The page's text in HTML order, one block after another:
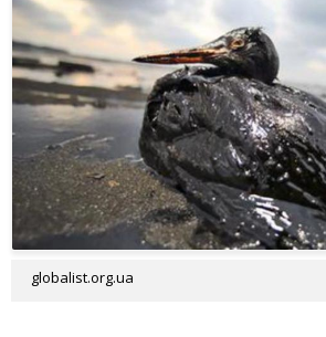
globalist.org.ua